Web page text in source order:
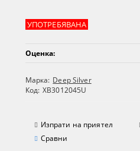
УПОТРЕБЯВАНА
Оценка:
Марка: Deep Silver
Код: XB3012045U
Изпрати на приятел
Сравни